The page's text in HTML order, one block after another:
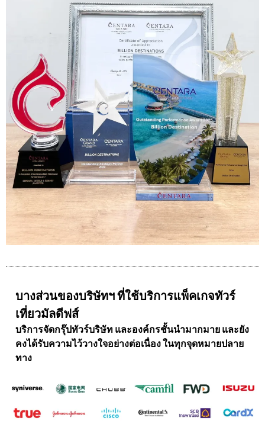
บางส่วนของบริษัทฯ ที่ใช้บริการแพ็คเกจทัวร์
เที่ยวมัลดีฟส์
บริการจัดกรุ๊ปทัวร์บริษัท และองค์กรชั้นนำมากมาย และยัง
คงได้รับความไว้วางใจอย่างต่อเนื่อง ในทุกจุดหมายปลาย
ทาง